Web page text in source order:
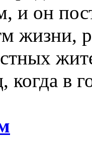
он
жизни,
когда в